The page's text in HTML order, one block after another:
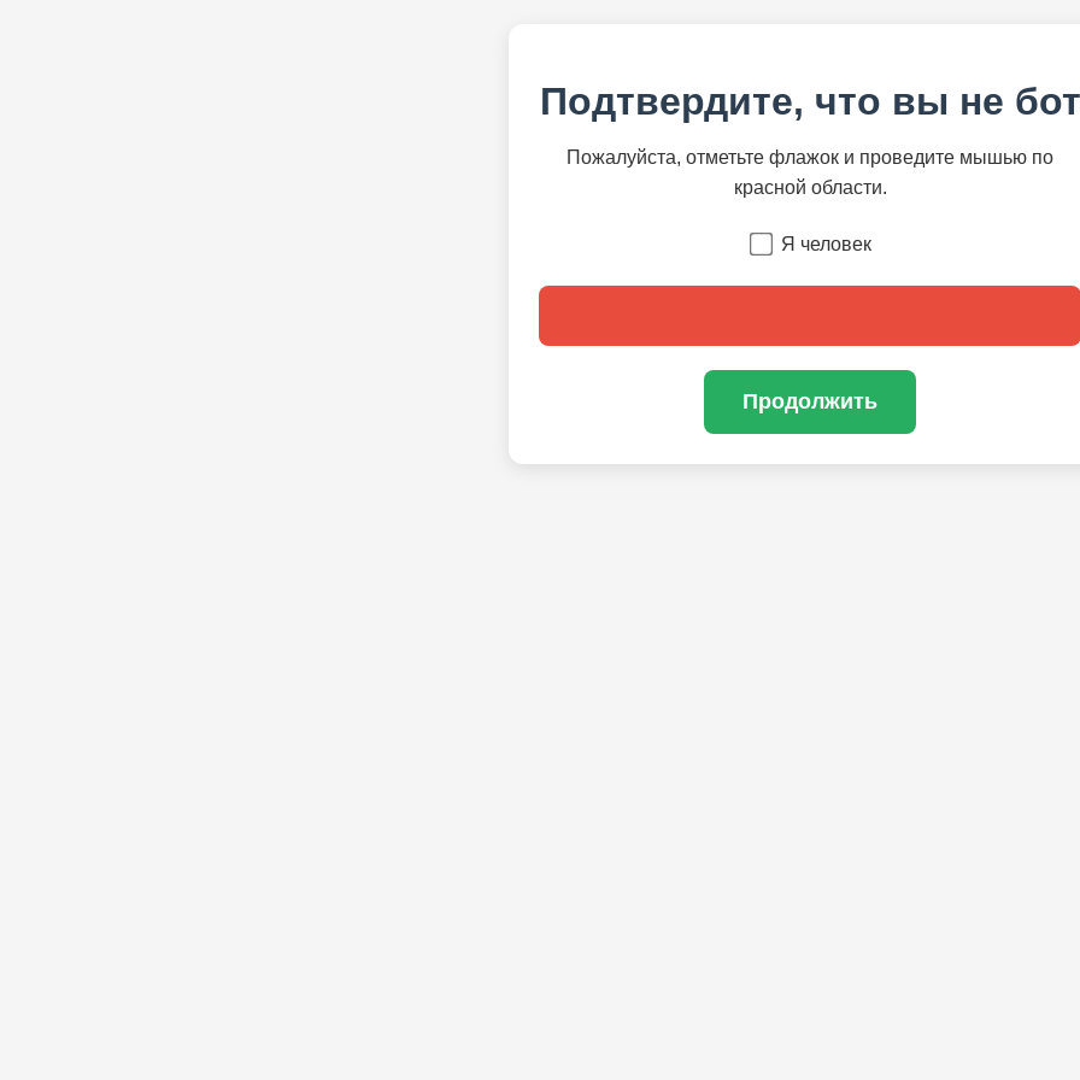
Подтвердите, что вы не бот
Пожалуйста, отметьте флажок и проведите мышью по
красной области.
Я человек
Продолжить